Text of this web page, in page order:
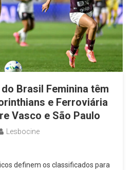
Brasil Feminina têm
e Ferroviária
Vasco e São Paulo
Lesbocine
definem os classificados para